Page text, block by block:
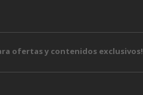
ofertas y contenidos exclusivos!